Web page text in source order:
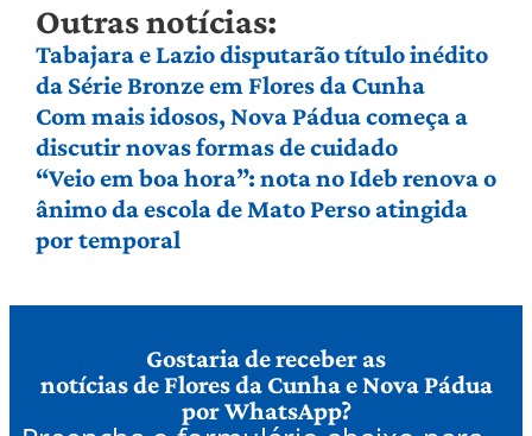
Outras notícias:
Tabajara e Lazio disputarão título inédito
da Série Bronze em Flores da Cunha
Com mais idosos, Nova Pádua começa a
discutir novas formas de cuidado
“Veio em boa hora”: nota no Ideb renova o
ânimo da escola de Mato Perso atingida
por temporal
Gostaria de receber as
notícias de Flores da Cunha e Nova Pádua
por WhatsApp?